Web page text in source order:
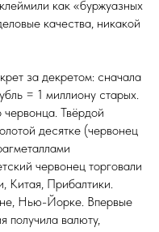
как «буржуазных
качества, никакой
за декретом: сначала
= 1 миллиону старых.
Твёрдой
десятке (червонец
червонец торговали
Китая, Прибалтики.
Нью-Йорке. Впервые
получила валюту,